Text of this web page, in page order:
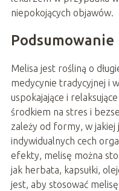
niepokojących objawów.
Melisa jest rośliną o
medycynie tradycyjnej i
uspokajające i
środkiem na stres i
zależy od formy, w jakiej
indywidualnych cech
efekty, melisę można
jak herbata, kapsułki,
jest, aby stosować